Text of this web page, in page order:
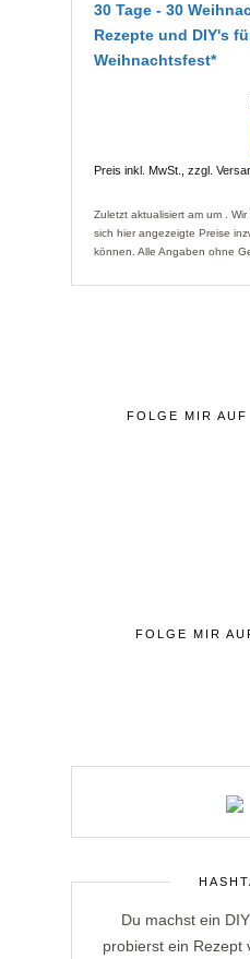
30 Tage - 30
Rezepte und DIY's
Weihnachtsfest*
Preis inkl. MwSt., zzgl.
Zuletzt aktualisiert am um .
sich hier angezeigte Preise
können. Alle Angaben ohne
FOLGE MIR AUF
FOLGE MIR
Du machst ein
probierst ein Rezept